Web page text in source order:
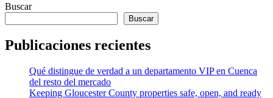
Buscar
Buscar
Publicaciones recientes
Qué distingue de verdad a un departamento VIP en Cuenca
del resto del mercado
Keeping Gloucester County properties safe, open, and ready